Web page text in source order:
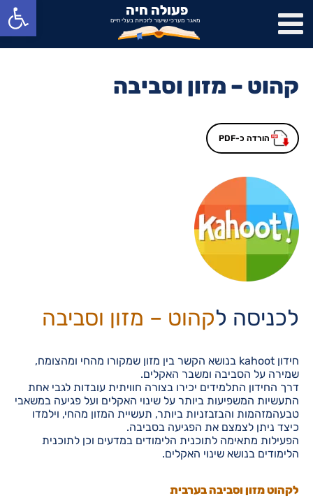
פתח סרגל נגישות פעולה חיה
מאגר מערכי שיעור לזכויות בעלי חיים
קהוט – מזון וסביבה
הורדה כ-PDF
לכניסה לקהוט – מזון וסביבה
חידון kahoot בנושא הקשר בין מזון שמקורו מהחי ומהצומח,
שמירה על הסביבה ומשבר האקלים.
דרך החידון התלמידים יכירו בצורה חוויתית עובדות לגבי אחת
התעשיות המשפיעות ביותר על שינוי האקלים ועל פגיעה במשאבי
טבעהמזהמות והבזבזניות ביותר, תעשיית המזון מהחי, וילמדו
כיצד ניתן לצמצם את הפגיעה בסביבה.
הפעילות מתאימה לתוכנית הלימודים במדעים וכן לתוכנית
הלימודים בנושא שינוי האקלים.
לקהוט מזון וסביבה בערבית